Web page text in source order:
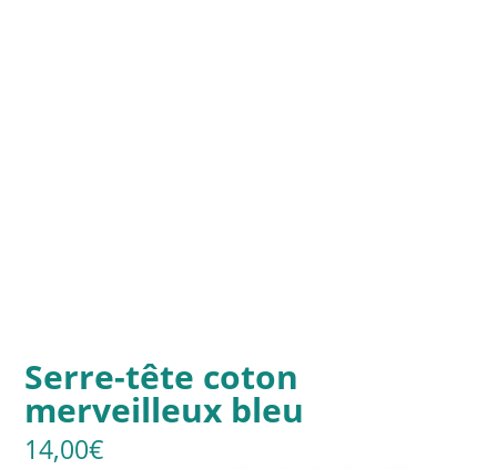
Serre-tête coton
merveilleux bleu
14,00€